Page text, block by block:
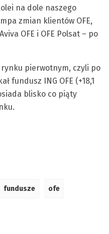
na dole naszego
zmian klientów OFE,
OFE i OFE Polsat – po
pierwotnym, czyli po
fundusz ING OFE (+18,1
blisko co piąty
fundusze ofe